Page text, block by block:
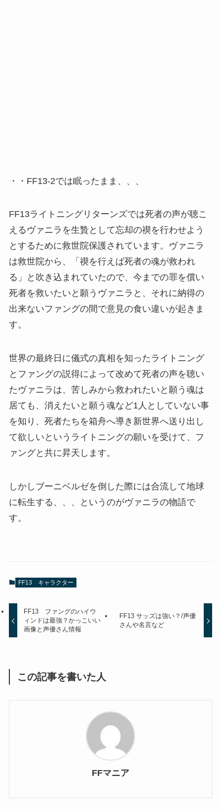
・・FF13-2では眠ったまま、、、
FF13ライトニングリターンズでは死者の声が聴こ
えるヴァニラを生贄として忘却の禊を行わせよう
とするために救世院保護されています。ヴァニラ
は救世院から、「禊を行えば死者の魂が救われ
る」と吹き込まれていたので、今までの罪を償い
死者を救いたいと願うヴァニラと、それに納得の
出来ないファングの間で意見の食い違いが起きま
す。
世界の最終日に儀式の真相を知ったライトニング
とファングの説得によって改めて死者の声を聴い
たヴァニラは、苦しみから救われたいと願う魂は
居ても、消えたいと願う魂など1人としていない事
を知り、死者たちを箱舟へ導き新世界へ送り出し
て欲しいというライトニングの願いを受けて、フ
ァングと共に昇天します。
しかしブーニベルゼを倒した際には合流して地球
に転生する、、、というのがヴァニラの物語で
す。
FF13 キャラクター
FF13 ファングのハイウ
ィンドは最強？かっこいい
画像と声優さん情報
FF13 サッズは強い？/声優
さんや名言など
この記事を書いた人
FFマニア